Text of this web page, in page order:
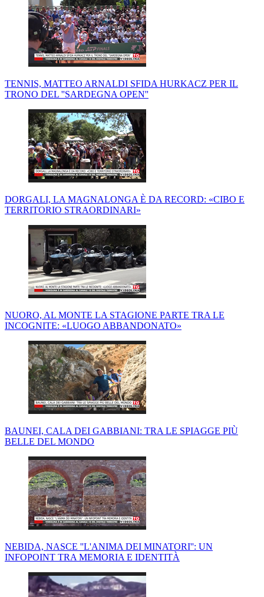
TENNIS, MATTEO ARNALDI SFIDA HURKACZ PER IL
TRONO DEL ''SARDEGNA OPEN''
DORGALI, LA MAGNALONGA È DA RECORD: «CIBO E
TERRITORIO STRAORDINARI»
NUORO, AL MONTE LA STAGIONE PARTE TRA LE
INCOGNITE: «LUOGO ABBANDONATO»
BAUNEI, CALA DEI GABBIANI: TRA LE SPIAGGE PIÙ
BELLE DEL MONDO
NEBIDA, NASCE ''L'ANIMA DEI MINATORI'': UN
INFOPOINT TRA MEMORIA E IDENTITÀ